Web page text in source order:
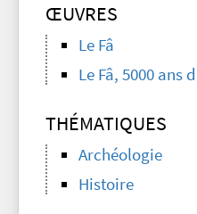
ŒUVRES
Le Fâ
Le Fâ, 5000 ans
THÉMATIQUES
Archéologie
Histoire